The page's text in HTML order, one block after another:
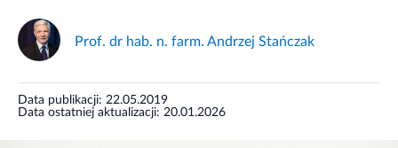
Prof. dr hab. n. farm. Andrzej Stańczak
Data publikacji: 22.05.2019
Data ostatniej aktualizacji: 20.01.2026